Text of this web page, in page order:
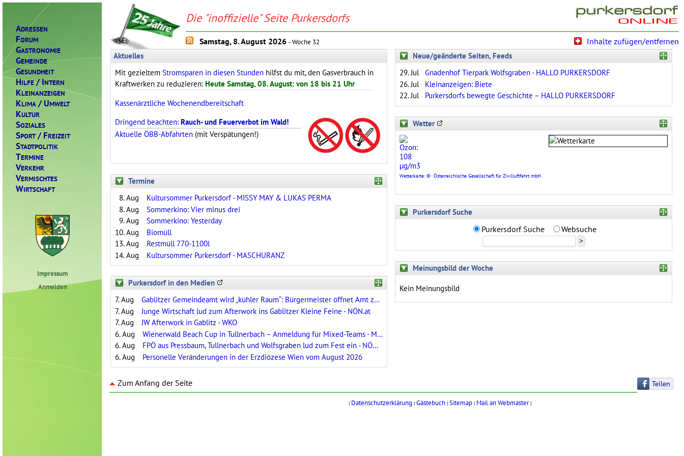
ADRESSEN
FORUM
GASTRONOMIE
GEMEINDE
GESUNDHEIT
HILFE/ INTERN
KLEINANZEIGEN
KLIMA / UMWELT
KULTUR
SOZIALES
SPORT/ FREIZEIT
STADTPOLITIK
TERMINE
VERKEHR
VERMISCHTES
WIRTSCHAFT
Impressum
Anmelden
Die "inoffizielle" Seite Purkersdorfs
Samstag, 8. August 2026 - Woche 32 Inhalte zufügen/entfernen
Aktuelles
Mit gezieltem Stromsparen in diesen Stunden hilfst du mit, den Gasverbrauch in
Kraftwerken zu reduzieren: Heute Samstag, 08. August: von 18 bis 21 Uhr
Kassenärztliche Wochenendbereitschaft
Dringend beachten: Rauch- und Feuerverbot im Wald!
Aktuelle ÖBB-Abfahrten (mit Verspätungen!)
Termine
8. Aug
Kultursommer Purkersdorf - MISSY MAY & LUKAS PERMA
8. Aug
Sommerkino: Vier minus drei
9. Aug
Sommerkino: Yesterday
10. Aug
Biomüll
13. Aug
Restmüll 770-1100l
14. Aug
Kultursommer Purkersdorf - MASCHURANZ
Purkersdorf in den Medien
7. Aug
Gablitzer Gemeindeamt wird „kühler Raum“: Bürgermeister öffnet Amt zum Abkühlen - Purkersdorf
7. Aug
Junge Wirtschaft lud zum Afterwork ins Gablitzer Kleine Feine - NÖN.at
7. Aug
JW Afterwork in Gablitz - WKO
6. Aug
Wienerwald Beach Cup in Tullnerbach – Anmeldung für Mixed-Teams - MeinBezirk
6. Aug
FPÖ aus Pressbaum, Tullnerbach und Wolfsgraben lud zum Fest ein - NÖN.at
6. Aug
Personelle Veränderungen in der Erzdiözese Wien vom August 2026
Neue/geänderte Seiten, Feeds
29. JulGnadenhof Tierpark Wolfsgraben - HALLO PURKERSDORF
26. Jul Kleinanzeigen: Biete
22. Jul Purkersdorfs bewegte Geschichte – HALLO PURKERSDORF
Wetter
Wetterkarte: © Österreichische Gesellschaft für Zivilluftfahrt mbH
Purkersdorf Suche
Purkersdorf Suche Websuche
Meinungsbild der Woche
Kein Meinungsbild
Teilen
Zum Anfang der Seite
| Datenschutzerklärung | Gästebuch | Sitemap | Mail an Webmaster|